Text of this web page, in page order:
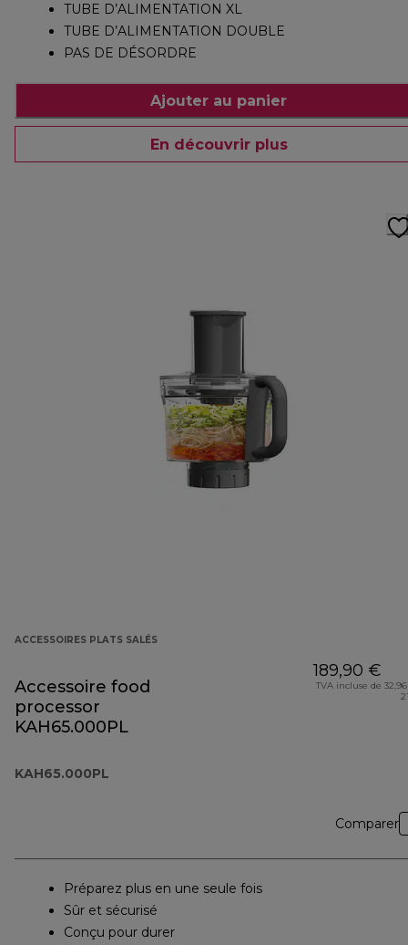
TUBE D’ALIMENTATION XL
TUBE D’ALIMENTATION DOUBLE
PAS DE DÉSORDRE
Ajouter au panier
En découvrir plus
ACCESSOIRES PLATS SALÉS
Accessoire food
processor
KAH65.000PL
KAH65.000PL
189,90 €
TVA incluse de
Comparer
Préparez plus en une seule fois
Sûr et sécurisé
Conçu pour durer